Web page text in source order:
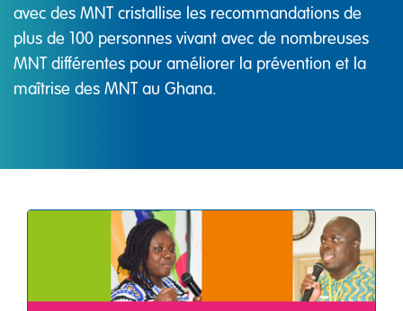
avec des MNT cristallise les recommandations de
plus de 100 personnes vivant avec de nombreuses
MNT différentes pour améliorer la prévention et la
maîtrise des MNT au Ghana.